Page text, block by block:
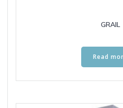
GRAIL
Read